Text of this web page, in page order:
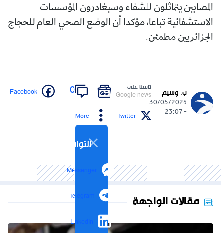
المصابين يتماثلون للشفاء وسيغادرون المؤسسات
الاستشفائية تباعا، مؤكدا أن الوضع الصحي العام للحجاج
الجزائريين مطمئن.
ب. وسيم
30/05/2026
- 23:07
تابعنا على
Google news
0
Facebook
Twitter
More
التواصل الاجتماعي
Messenger
Telegram
LinkedIn
مقالات الواجهة